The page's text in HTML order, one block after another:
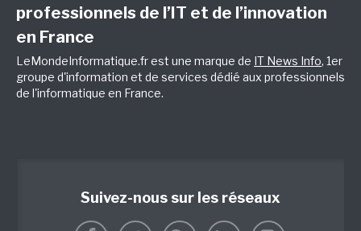
professionnels de l’IT et de l’innovation
en France
LeMondeInformatique.fr est une marque de IT News Info, 1er
groupe d'information et de services dédié aux professionnels
de l'informatique en France.
Suivez-nous sur les réseaux